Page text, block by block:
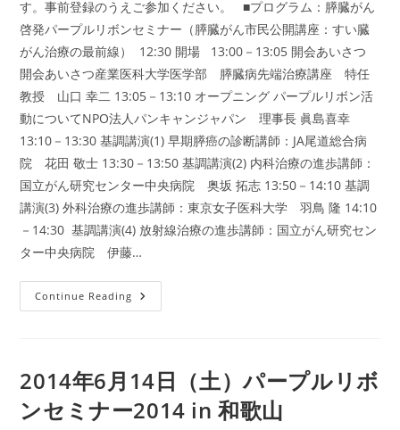
す。事前登録のうえご参加ください。 ■プログラム：膵臓がん
啓発パープルリボンセミナー（膵臓がん市民公開講座：すい臓
がん治療の最前線） 12:30 開場 13:00－13:05 開会あいさつ
開会あいさつ産業医科大学医学部 膵臓病先端治療講座 特任
教授 山口 幸二 13:05－13:10 オープニング パープルリボン活
動についてNPO法人パンキャンジャパン 理事長 眞島喜幸
13:10－13:30 基調講演(1) 早期膵癌の診断講師：JA尾道総合病
院 花田 敬士 13:30－13:50 基調講演(2) 内科治療の進歩講師：
国立がん研究センター中央病院 奥坂 拓志 13:50－14:10 基調
講演(3) 外科治療の進歩講師：東京女子医科大学 羽鳥 隆 14:10
－14:30 基調講演(4) 放射線治療の進歩講師：国立がん研究セン
ター中央病院 伊藤…
Continue Reading 2014
年
（日）
膵
が
ん
2014年6月14日（土）パープルリボ
ンセミナー2014 in 和歌山